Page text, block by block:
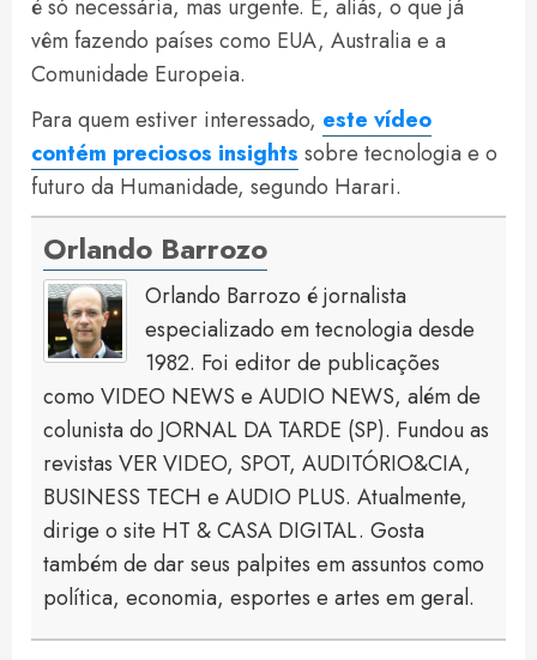
é só necessária, mas urgente. É, aliás, o que já
vêm fazendo países como EUA, Australia e a
Comunidade Europeia.
Para quem estiver interessado, este vídeo
contém preciosos insights sobre tecnologia e o
futuro da Humanidade, segundo Harari.
Orlando Barrozo
Orlando Barrozo é jornalista
especializado em tecnologia desde
1982. Foi editor de publicações
como VIDEO NEWS e AUDIO NEWS, além de
colunista do JORNAL DA TARDE (SP). Fundou as
revistas VER VIDEO, SPOT, AUDITÓRIO&CIA,
BUSINESS TECH e AUDIO PLUS. Atualmente,
dirige o site HT & CASA DIGITAL. Gosta
também de dar seus palpites em assuntos como
política, economia, esportes e artes em geral.